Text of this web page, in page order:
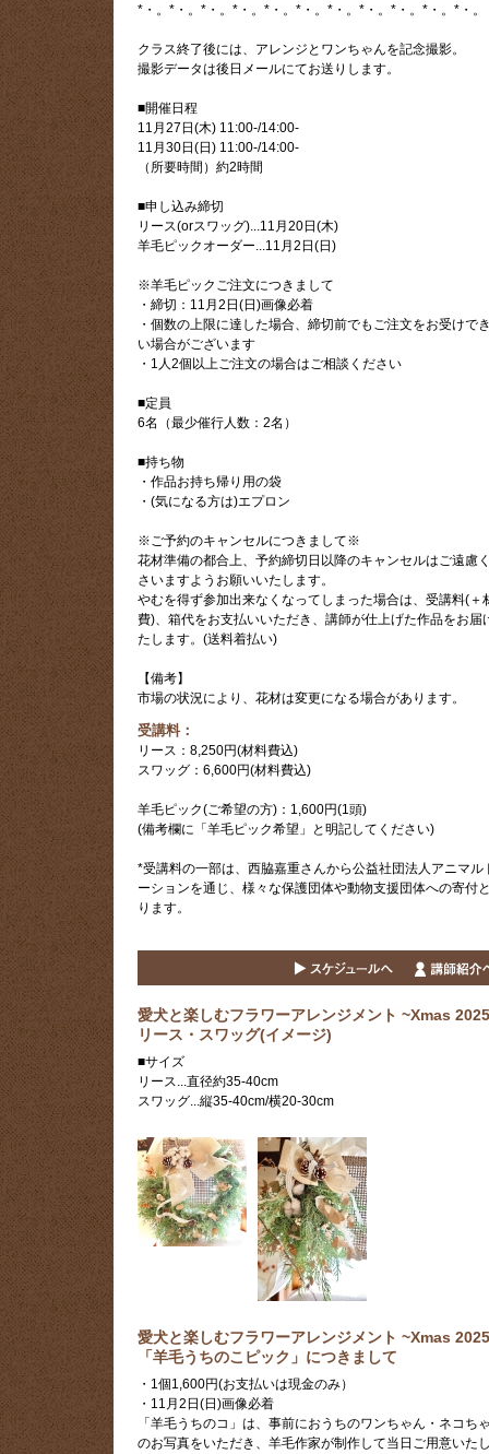
*・。*・。*・。*・。*・。*・。*・。*・。*・。*・。*・。
クラス終了後には、アレンジとワンちゃんを記念撮影。
撮影データは後日メールにてお送りします。
■開催日程
11月27日(木) 11:00-/14:00-
11月30日(日) 11:00-/14:00-
（所要時間）約2時間
■申し込み締切
リース(orスワッグ)...11月20日(木)
羊毛ピックオーダー...11月2日(日)
※羊毛ピックご注文につきまして
・締切：11月2日(日)画像必着
・個数の上限に達した場合、締切前でもご注文をお受けで
い場合がございます
・1人2個以上ご注文の場合はご相談ください
■定員
6名（最少催行人数：2名）
■持ち物
・作品お持ち帰り用の袋
・(気になる方は)エプロン
※ご予約のキャンセルにつきまして※
花材準備の都合上、予約締切日以降のキャンセルはご遠慮
さいますようお願いいたします。
やむを得ず参加出来なくなってしまった場合は、受講料(＋
費)、箱代をお支払いいただき、講師が仕上げた作品をお届
たします。(送料着払い)
【備考】
市場の状況により、花材は変更になる場合があります。
受講料：
リース：8,250円(材料費込)
スワッグ：6,600円(材料費込)
羊毛ピック(ご希望の方)：1,600円(1頭)
(備考欄に「羊毛ピック希望」と明記してください)
*受講料の一部は、西脇嘉重さんから公益社団法人アニマル
ーションを通じ、様々な保護団体や動物支援団体への寄付
ります。
愛犬と楽しむフラワーアレンジメント ~Xmas
リース・スワッグ(イメージ)
■サイズ
リース...直径約35-40cm
スワッグ...縦35-40cm/横20-30cm
愛犬と楽しむフラワーアレンジメント ~Xmas
「羊毛うちのこピック」につきまして
・1個1,600円(お支払いは現金のみ）
・11月2日(日)画像必着
「羊毛うちのコ」は、事前におうちのワンちゃん・ネコち
のお写真をいただき、羊毛作家が制作して当日ご用意いた